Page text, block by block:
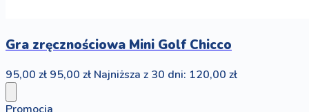
Gra zręcznościowa Mini Golf Chicco
95,00 zł 95,00 zł Najniższa z 30 dni: 120,00 zł